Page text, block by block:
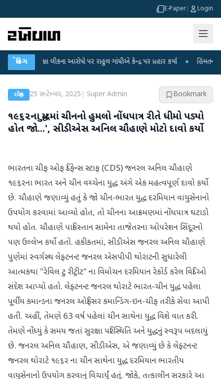
E-Paper Login
બ્રેકિંગ
પરીક્ષા લીકના આરોપો પર રાહુલ ગાંધીએ કેન્દ્ર પર પ્રહાર કર્યા ● હિંમતનગરમાં
રાષ્ટ્રીય 25 સપ્ટેમ્બર, 2025 Super Admin Bookmark
૧૯૬૨ના યુદ્ધમાં ચીનનો હુમલો નોંધપાત્ર રીતે ધીમો પડ્યો
હોત જો...', સીડીએસ અનિલ ચૌહાણે મોટો દાવો કર્યો
ભારતના ચીફ ઓફ ડિફેન્સ સ્ટાફ (CDS) જનરલ અનિલ ચૌહાણે
૧૯૬૨ના ભારત અને ચીન વચ્ચેના યુદ્ધ અંગે એક મહત્વપૂર્ણ દાવો કર્યો
છે. ચૌહાણે જણાવ્યું હતું કે જો ચીન-ભારત યુદ્ધ દરમિયાન વાયુસેનાનો
ઉપયોગ કરવામાં આવ્યો હોત, તો ચીનના આક્રમણમાં નોંધપાત્ર ઘટાડો
થયો હોત. ચૌહાણે પાકિસ્તાન સામેના તાજેતરના ઓપરેશન સિંદૂરનો
પણ ઉલ્લેખ કર્યો હતો. હકીકતમાં, સીડીએસ જનરલ અનિલ ચૌહાણે
પુણેમાં સ્વર્ગસ્થ લેફ્ટનન્ટ જનરલ એસપીપી થોરાટની સુધારેલી
આત્મકથા "રેવિલ ટુ રીટ્રીટ" ના વિમોચન દરમિયાન રેકોર્ડ કરેલ વિડિઓ
સંદેશ આપ્યો હતો. લેફ્ટનન્ટ જનરલ થોરાટે ભારત-ચીન યુદ્ધ પહેલા
પૂર્વીય કમાન્ડના જનરલ ઓફિસર કમાન્ડિંગ-ઇન-ચીફ તરીકે સેવા આપી
હતી. અહીં, તેમણે 63 વર્ષ પહેલાં ચીન સાથેના યુદ્ધ વિશે વાત કરી.
તેમણે નોંધ્યું કે સમય જતાં સુરક્ષા પરિસ્થિતિ અને યુદ્ધનું સ્વરૂપ બદલાયું
છે. જનરલ અનિલ ચૌહાણ, સીડીએસ, એ જણાવ્યું છે કે લેફ્ટનન્ટ
જનરલ થોરાટે ૧૯૬૨ ના ચીન સાથેના યુદ્ધ દરમિયાન ભારતીય
વાયુસેનાનો ઉપયોગ કરવાનું વિચાર્યું હતું. જોકે, તત્કાલીન સરકારે આ